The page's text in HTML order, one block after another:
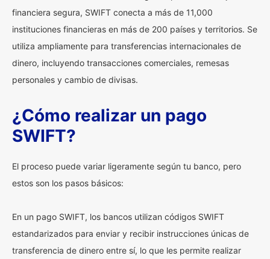
financiera segura, SWIFT conecta a más de 11,000
instituciones financieras en más de 200 países y territorios. Se
utiliza ampliamente para transferencias internacionales de
dinero, incluyendo transacciones comerciales, remesas
personales y cambio de divisas.
¿Cómo realizar un pago
SWIFT?
El proceso puede variar ligeramente según tu banco, pero
estos son los pasos básicos:
En un pago SWIFT, los bancos utilizan códigos SWIFT
estandarizados para enviar y recibir instrucciones únicas de
transferencia de dinero entre sí, lo que les permite realizar